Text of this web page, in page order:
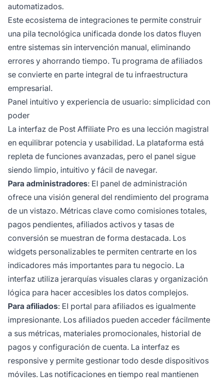
automatizados.
Este ecosistema de integraciones te permite construir
una pila tecnológica unificada donde los datos fluyen
entre sistemas sin intervención manual, eliminando
errores y ahorrando tiempo. Tu programa de afiliados
se convierte en parte integral de tu infraestructura
empresarial.
Panel intuitivo y experiencia de usuario: simplicidad con
poder
La interfaz de Post Affiliate Pro es una lección magistral
en equilibrar potencia y usabilidad. La plataforma está
repleta de funciones avanzadas, pero el panel sigue
siendo limpio, intuitivo y fácil de navegar.
Para administradores: El panel de administración
ofrece una visión general del rendimiento del programa
de un vistazo. Métricas clave como comisiones totales,
pagos pendientes, afiliados activos y tasas de
conversión se muestran de forma destacada. Los
widgets personalizables te permiten centrarte en los
indicadores más importantes para tu negocio. La
interfaz utiliza jerarquías visuales claras y organización
lógica para hacer accesibles los datos complejos.
Para afiliados: El portal para afiliados es igualmente
impresionante. Los afiliados pueden acceder fácilmente
a sus métricas, materiales promocionales, historial de
pagos y configuración de cuenta. La interfaz es
responsive y permite gestionar todo desde dispositivos
móviles. Las notificaciones en tiempo real mantienen